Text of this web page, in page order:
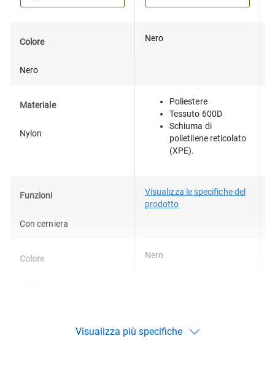
Colore
Nero
Nero
Materiale
Nylon
Poliestere
Tessuto 600D
Schiuma di
polietilene reticolato
(XPE).
Funzioni
Con cerniera
Visualizza le specifiche del
prodotto
Colore Nero
Visualizza più specifiche